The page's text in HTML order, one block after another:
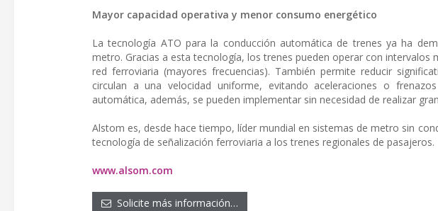
Mayor capacidad operativa y menor consumo energético
La tecnología ATO para la conducción automática de trenes ya ha
metro. Gracias a esta tecnología, los trenes pueden operar con
red ferroviaria (mayores frecuencias). También permite reducir
circulan a una velocidad uniforme, evitando aceleraciones o
automática, además, se pueden implementar sin necesidad de realizar
Alstom es, desde hace tiempo, líder mundial en sistemas de metro sin
tecnología de señalización ferroviaria a los trenes regionales de pasajeros.
www.alsom.com
Solicite más información…